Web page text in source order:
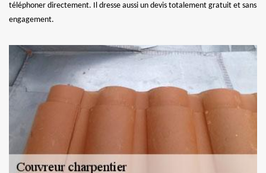
téléphoner directement. Il dresse aussi un devis totalement gratuit et sans
engagement.